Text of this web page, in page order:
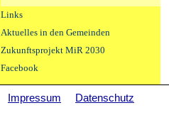
Links
Aktuelles in den Gemeinden
Zukunftsprojekt MiR 2030
Facebook
Impressum Datenschutz